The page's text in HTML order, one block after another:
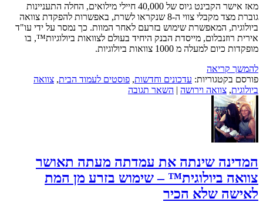
מאז אישר הקבינט גיוס של 40,000 חיילי מילואים, החלה התעניינות
גוברת מצד מקבלי צווי ה-8 שנקראו לשרת, באפשרות להפקדת צוואה
ביולוגית, המאפשרת שימוש בזרעם לאחר המוות. כך נמסר על ידי עו"ד
אירית רוזנבלום, מייסדת הבנק היחיד בעולם לצוואות ביולוגיות™, בו
מופקדות כיום למעלה מ 1000 צוואות ביולוגיות.
להמשך קריאה
פורסם בקטגוריות: עדכונים וחדשות, פוסטים לעמוד הבית, צוואה
ביולוגית, צוואה וירושה | השאר תגובה
המדינה שינתה את עמדתה מעתה תאושר
צוואה ביולוגית™ – שימוש בזרע מן המת
לאישה שלא הכיר